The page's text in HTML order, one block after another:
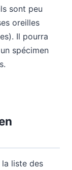
sont peu
oreilles
Il pourra
spécimen
liste des